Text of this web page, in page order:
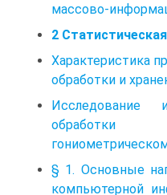
массово-
2
Характеристика
обработки и
Исследование
обработки
§ 1. Основные
компьютерной